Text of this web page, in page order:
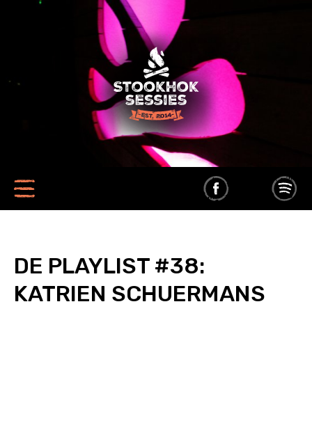
DE PLAYLIST #38:
KATRIEN SCHUERMANS